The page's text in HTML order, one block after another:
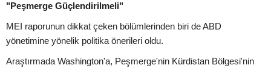
"Peşmerge Güçlendirilmeli"
MEI raporunun dikkat çeken bölümlerinden biri de ABD
yönetimine yönelik politika önerileri oldu.
Araştırmada Washington'a, Peşmerge'nin Kürdistan Bölgesi'nin